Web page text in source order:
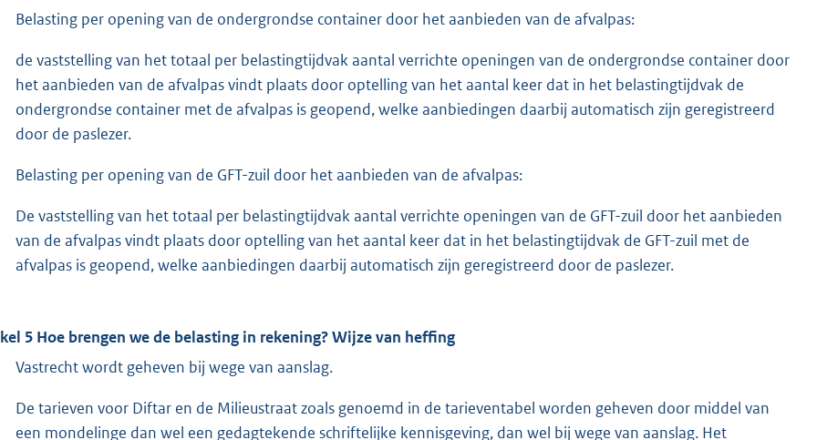
Belasting per opening van de ondergrondse container door het aanbieden van de afvalpas:
de vaststelling van het totaal per belastingtijdvak aantal verrichte openingen van de ondergrondse container door
het aanbieden van de afvalpas vindt plaats door optelling van het aantal keer dat in het belastingtijdvak de
ondergrondse container met de afvalpas is geopend, welke aanbiedingen daarbij automatisch zijn geregistreerd
door de paslezer.
Belasting per opening van de GFT-zuil door het aanbieden van de afvalpas:
De vaststelling van het totaal per belastingtijdvak aantal verrichte openingen van de GFT-zuil door het aanbieden
van de afvalpas vindt plaats door optelling van het aantal keer dat in het belastingtijdvak de GFT-zuil met de
afvalpas is geopend, welke aanbiedingen daarbij automatisch zijn geregistreerd door de paslezer.
5 Hoe brengen we de belasting in rekening? Wijze van heffing
Vastrecht wordt geheven bij wege van aanslag.
De tarieven voor Diftar en de Milieustraat zoals genoemd in de tarieventabel worden geheven door middel van
een mondelinge dan wel een gedagtekende schriftelijke kennisgeving, dan wel bij wege van aanslag. Het